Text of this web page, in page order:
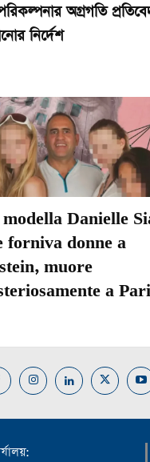
অগ্রগতি
নির্দেশ
Danielle
forniva donne a
muore
a